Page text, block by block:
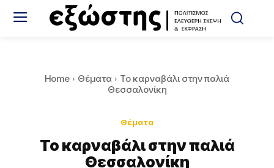
Home Θέματα
To καρναβάλι στην παλιά
Θεσσαλονίκη
Θέματα
To καρναβάλι στην παλιά
Θεσσαλονίκη